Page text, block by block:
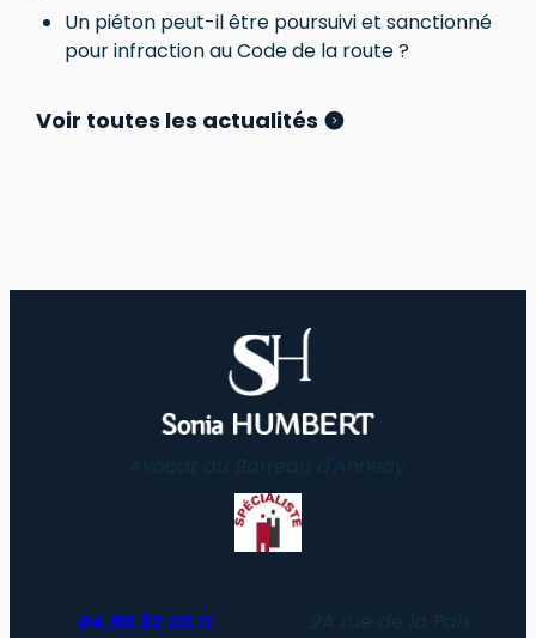
Un piéton peut-il être poursuivi et sanctionné
pour infraction au Code de la route ?
Voir toutes les actualités
04.50.32.00.11